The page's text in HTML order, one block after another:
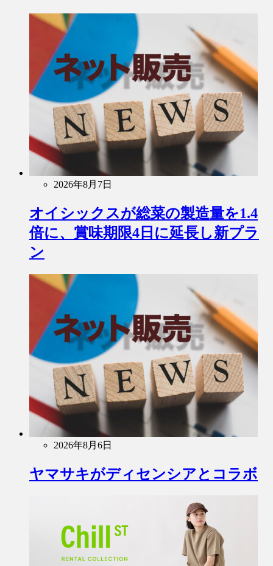
2026年8月7日
オイシックスが総菜の製造量を1.4
倍に、賞味期限4日に延長し新プラ
ン
2026年8月6日
ヤマサキがディセンシアとコラボ